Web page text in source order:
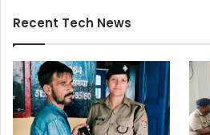
Recent Tech News